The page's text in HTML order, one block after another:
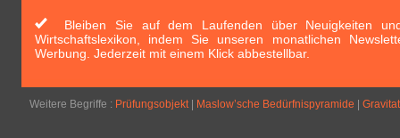
Bleiben Sie auf dem Laufenden über Neuigkeiten
Wirtschaftslexikon, indem Sie unseren monatlichen
Werbung. Jederzeit mit einem Klick abbestellbar.
Weitere Begriffe : Prüfungsobjekt| Maslow’sche Bedürfnispyramide